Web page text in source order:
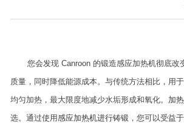
您会发现 Canroon 的锻造感应加热机彻底改
质量，同时降低能源成本。与传统方法相比，用
均匀加热，最大限度地减少水垢形成和氧化。 加
选。通过使用感应加热机进行铸锻，您可以受益